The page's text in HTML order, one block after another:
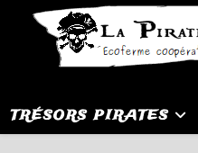
TRÉSORS PIRATES